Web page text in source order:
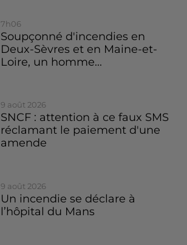
7h06
Soupçonné d'incendies en
Deux-Sèvres et en Maine-et-
Loire, un homme...
9 août 2026
SNCF : attention à ce faux SMS
réclamant le paiement d'une
amende
9 août 2026
Un incendie se déclare à
l’hôpital du Mans